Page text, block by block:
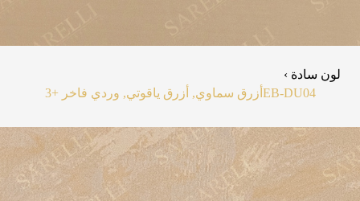
لون سادة ›
EB-DU04 أزرق سماوي, أزرق ياقوتي, وردي فاخر+3